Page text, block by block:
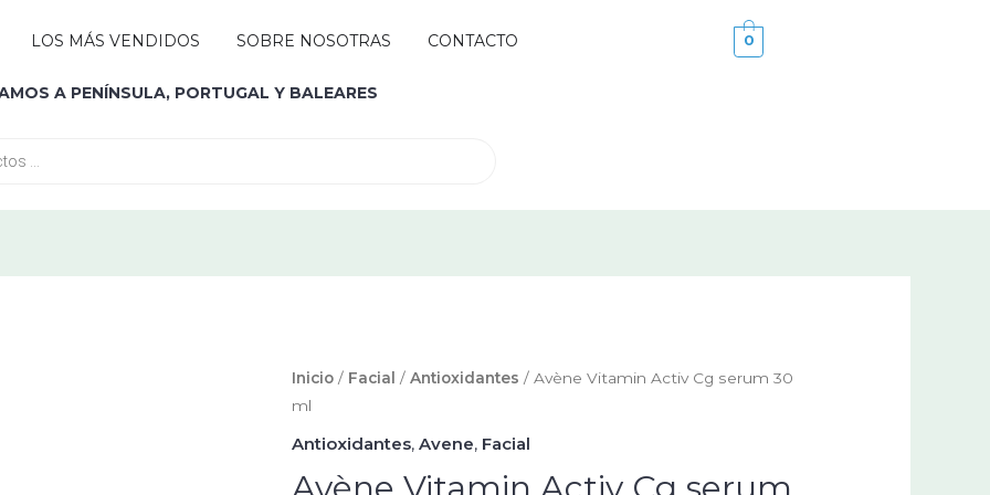
Abrir MARCAS
LOS MÁS VENDIDOS SOBRE NOSOTRAS CONTACTO 0
A PENÍNSULA, PORTUGAL Y BALEARES
Inicio / Facial / Antioxidantes / Avène Vitamin Activ Cg serum 30
ml
Antioxidantes, Avene, Facial
Avène
Vitamin
Activ